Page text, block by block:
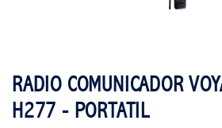
RADIO COMUNICADOR
H277 - PORTATIL